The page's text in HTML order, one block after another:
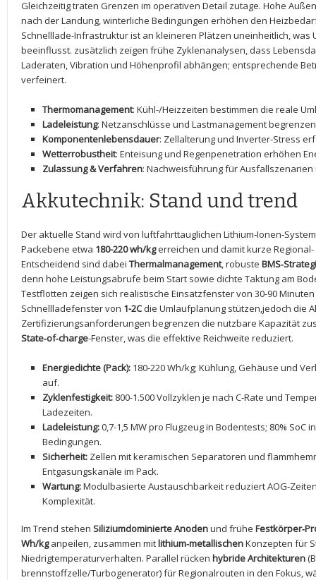
Gleichzeitig traten Grenzen im ​operativen‌ Detail zutage. Hohe
nach der Landung, winterliche Bedingungen erhöhen den
Schnelllade-Infrastruktur ist an kleineren Plätzen uneinheitlich,
beeinflusst. zusätzlich zeigen frühe ⁢Zyklenanalysen, dass
Laderaten, Vibration⁣ und Höhenprofil abhängen; entsprechende
verfeinert.
Thermomanagement: Kühl-/Heizzeiten⁣ bestimmen die ⁣reale
Ladeleistung: Netzanschlüsse und Lastmanagement⁢
Komponentenlebensdauer: Zellalterung und‍ Inverter-Stress
Wetterrobustheit: Enteisung und Regenpenetration erhöhen
Zulassung &⁢ Verfahren: ​Nachweisführung für
Akkutechnik: Stand und trend
Der aktuelle Stand wird von luftfahrttauglichen
Packebene etwa 180-220 wh/kg‍erreichen ‍und damit kurze
Entscheidend ​sind dabei Thermalmanagement, ‌robuste
denn hohe Leistungsabrufe​ beim Start sowie dichte Taktung am
Testflotten⁤ zeigen sich realistische Einsatzfenster von 30-90
Schnellladefenster von 1-2Cdie Umlaufplanung stützen,jedoch die​
Zertifizierungsanforderungen begrenzen ​die nutzbare Kapazität
State‑of‑charge-Fenster, ​was die effektive Reichweite reduziert.
Energiedichte (Pack): ‍180-220 Wh/kg; Kühlung, Gehäuse und‌
auf.
Zyklenfestigkeit: 800-1.500 Vollzyklen je nach C‑Rate und
Ladezeiten.
Ladeleistung:0,7-1,5 MW pro Flugzeug in Bodentests; 80%⁢ SoC⁣
Bedingungen.
Sicherheit: Zellen ‍mit keramischen‌ Separatoren und
⁣Entgasungskanäle im Pack.
Wartung:Modulbasierte Austauschbarkeit reduziert
⁢Komplexität.
Im ⁤Trend‍ stehen Siliziumdominierte Anodenund frühe
Wh/kganpeilen, ​zusammen mitlithium‑metallischen‍Konzepten für
Niedrigtemperaturverhalten. Parallel rücken hybride Architekturen
brennstoffzelle/Turbogenerator) für Regionalrouten in‌ den ⁤Fokus,